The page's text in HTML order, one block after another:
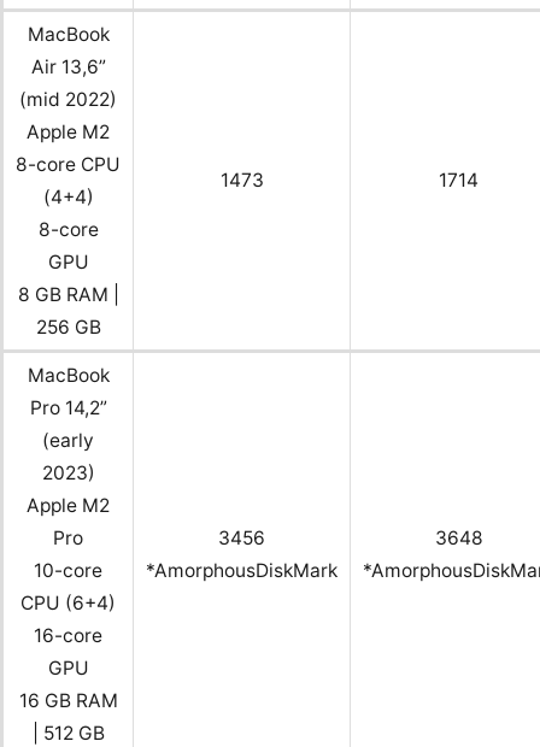
MacBook
Air 13,6”
(mid 2022)
Apple M2
8-core CPU
(4+4)
8-core
GPU
8 GB RAM |
256 GB
1473 1714
MacBook
Pro 14,2”
(early
2023)
Apple M2
Pro
10-core
CPU (6+4)
16-core
GPU
16 GB RAM
| 512 GB
3456
*AmorphousDiskMark
3648